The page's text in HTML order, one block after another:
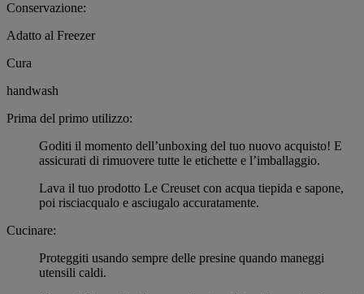
Conservazione:
Adatto al Freezer
Cura
handwash
Prima del primo utilizzo:
Goditi il momento dell’unboxing del tuo nuovo acquisto! E
assicurati di rimuovere tutte le etichette e l’imballaggio.
Lava il tuo prodotto Le Creuset con acqua tiepida e sapone,
poi risciacqualo e asciugalo accuratamente.
Cucinare:
Proteggiti usando sempre delle presine quando maneggi
utensili caldi.